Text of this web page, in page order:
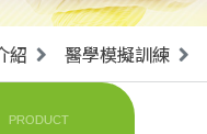
紹 醫學模擬訓練
PRODUCT